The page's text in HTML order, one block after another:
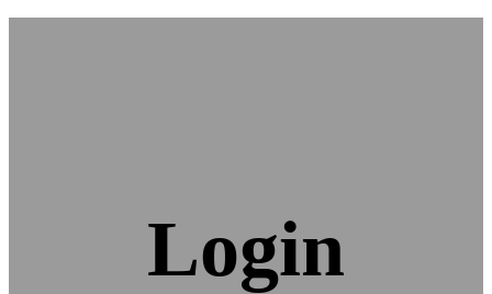
Login